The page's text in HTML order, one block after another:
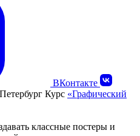
ВКонтакте
Курс «Графический
классные постеры и